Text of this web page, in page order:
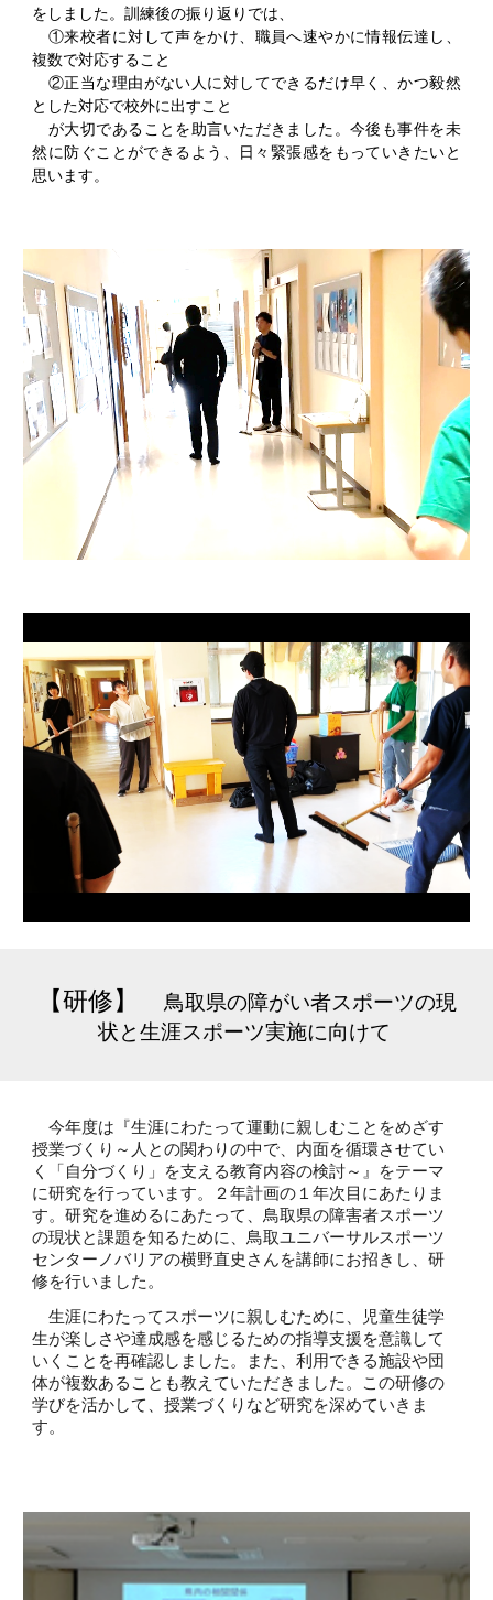
をしました。訓練後の振り返りでは、
①来校者に対して声をかけ、職員へ速やかに情報伝達し、
複数で対応すること
②正当な理由がない人に対してできるだけ早く、かつ毅然
とした対応で校外に出すこと
が大切であることを助言いただきました。今後も事件を未
然に防ぐことができるよう、日々緊張感をもっていきたいと
思います。
【研修】
鳥取県の障がい者スポーツの現
状と生涯スポーツ実施に向けて
今年度は『生涯にわたって運動に親しむことをめざす
授業づくり～人との関わりの中で、内面を循環させてい
く「自分づくり」を支える教育内容の検討～』をテーマ
に研究を行っています。２年計画の１年次目にあたりま
す。研究を進めるにあたって、鳥取県の障害者スポーツ
の現状と課題を知るために、鳥取ユニバーサルスポーツ
センターノバリアの横野直史さんを講師にお招きし、研
修を行いました。
生涯にわたってスポーツに親しむために、児童生徒学
生が楽しさや達成感を感じるための指導支援を意識して
いくことを再確認しました。また、利用できる施設や団
体が複数あることも教えていただきました。この研修の
学びを活かして、授業づくりなど研究を深めていきま
す。